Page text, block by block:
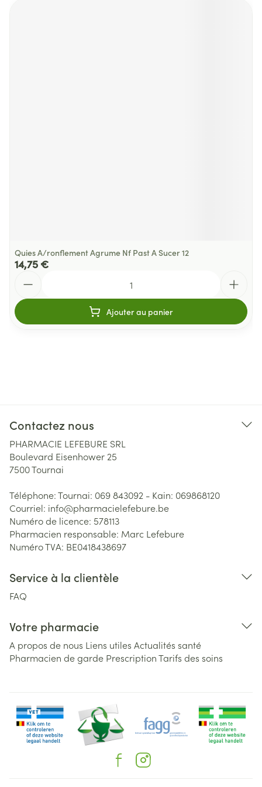
Quies A/ronflement Agrume Nf Past A Sucer 12
14,75 €
Ajouter au panier
Contactez nous
PHARMACIE LEFEBURE SRL
Boulevard Eisenhower 25
7500Tournai
Téléphone:Tournai: 069 843092 - Kain: 069868120
Courriel: info@pharmacielefebure.be
Numéro de licence: 578113
Pharmacien responsable: Marc Lefebure
Numéro TVA: BE0418438697
Service à la clientèle
FAQ
Votre pharmacie
A propos de nous Liens utiles Actualités santé
Pharmacien de garde PrescriptionTarifs des soins